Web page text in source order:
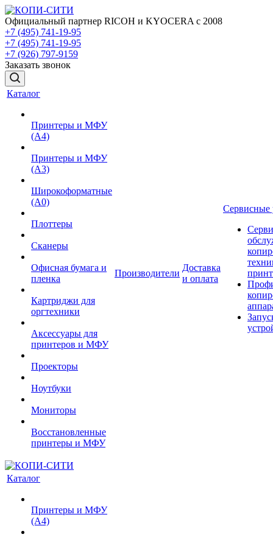
Официальный партнер RICOH и KYOCERA с 2008
+7 (495) 741-19-95
+7 (495) 741-19-95
+7 (926) 797-9159
Заказать звонок
Каталог
Принтеры и МФУ
(А4)
Принтеры и МФУ
(А3)
Широкоформатные
(А0)
Плоттеры
Сканеры
Офисная бумага и
пленка
Картриджи для
оргтехники
Аксессуары для
принтеров и МФУ
Проекторы
Ноутбуки
Мониторы
Восстановленные
принтеры и МФУ
Производители
Доставка
и оплата
Сервисные
Каталог
Принтеры и МФУ
(А4)